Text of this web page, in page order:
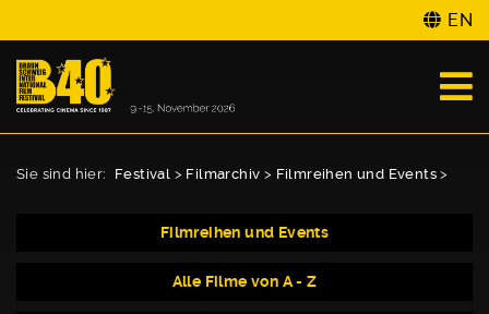
EN
Sie sind hier: Festival > Filmarchiv > Filmreihen und Events >
Filmreihen und Events
Alle Filme von A - Z